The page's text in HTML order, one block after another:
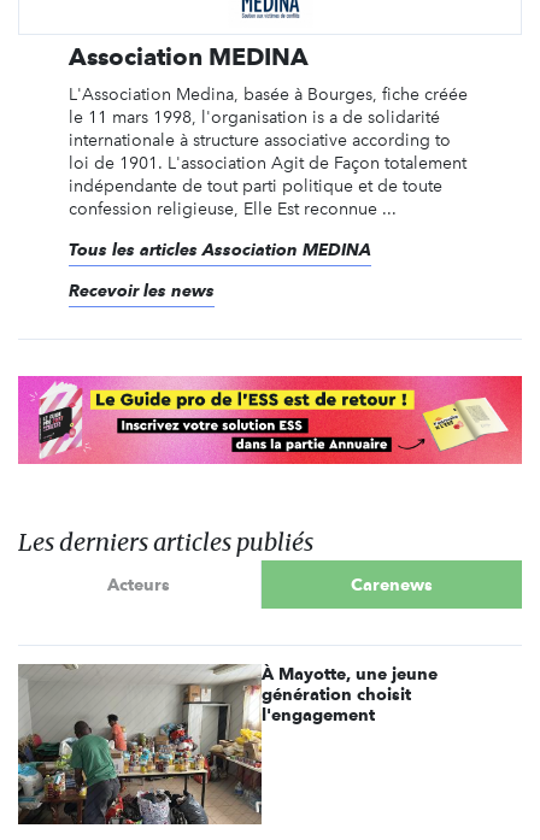
Association MEDINA
L'Association Medina, basée à Bourges, fiche créée
le 11 mars 1998, l'organisation is a de solidarité
internationale à structure associative according to
loi de 1901. L'association Agit de Façon totalement
indépendante de tout parti politique et de toute
confession religieuse, Elle Est reconnue ...
Tous les articles Association MEDINA
Recevoir les news
Les derniers articles publiés
Acteurs Carenews
À Mayotte, une jeune
génération choisit
l'engagement